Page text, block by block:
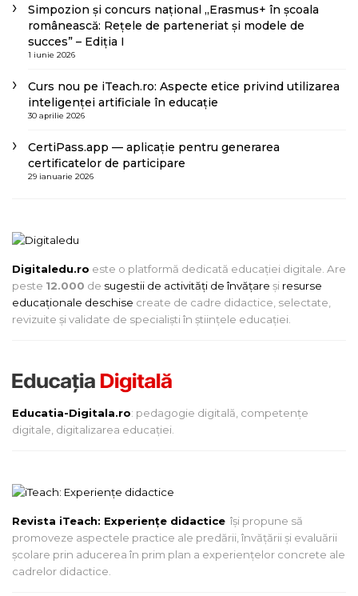
Simpozion și concurs național „Erasmus+ în școala
românească: Rețele de parteneriat și modele de
succes” – Ediția I
1 iunie 2026
Curs nou pe iTeach.ro: Aspecte etice privind utilizarea
inteligenței artificiale în educație
30 aprilie 2026
CertiPass.app — aplicație pentru generarea
certificatelor de participare
29 ianuarie 2026
Digitaledu.ro este o platformă dedicată educației digitale. Are
peste 12.000 de sugestii de activități de învățare și resurse
educaționale deschise create de cadre didactice, selectate,
revizuite și validate de specialiști în științele educației.
Educatia-Digitala.ro: pedagogie digitală, competențe
digitale, digitalizarea educației.
Revista iTeach: Experienţe didactice îşi propune să
promoveze aspectele practice ale predării, învăţării şi evaluării
şcolare prin aducerea în prim plan a experienţelor concrete ale
cadrelor didactice.